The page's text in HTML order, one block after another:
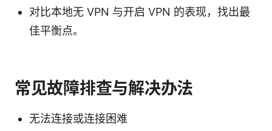
对比本地无 VPN 与开启 VPN 的表现，找出最
佳平衡点。
常见故障排查与解决办法
无法连接或连接困难